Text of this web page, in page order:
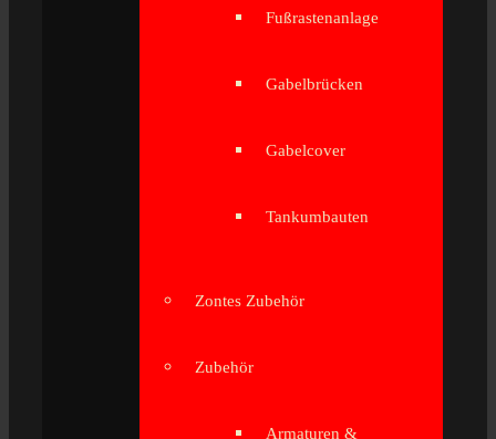
Fußrastenanlage
Gabelbrücken
Gabelcover
Tankumbauten
Zontes Zubehör
Zubehör
Armaturen &